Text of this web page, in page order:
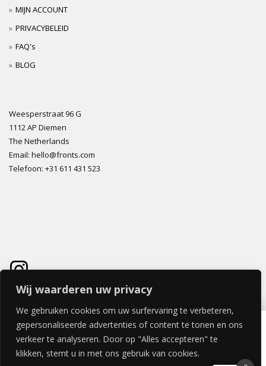
Wij waarderen uw privacy
We gebruiken cookies om uw surfervaring te verbeteren,
gepersonaliseerde advertenties of content te tonen en ons
verkeer te analyseren. Door op "Alles accepteren" te
klikken, stemt u in met ons gebruik van cookies.
MIJN ACCOUNT
PRIVACYBELEID
FAQ's
BLOG
Weesperstraat 96 G
1112 AP Diemen
The Netherlands
Email: hello@fronts.com
Telefoon: +31 611 431 523
FINITURA LADE 80x40cm
€108,90